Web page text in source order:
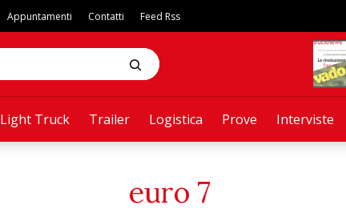
Light Truck Trailer Logistica Prove Interviste
Appuntamenti Contatti Feed Rss
euro 7